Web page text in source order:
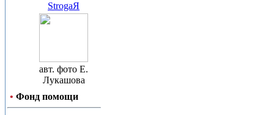
StrogaЯ
авт. фото Е.
Лукашова
• Фонд помощи